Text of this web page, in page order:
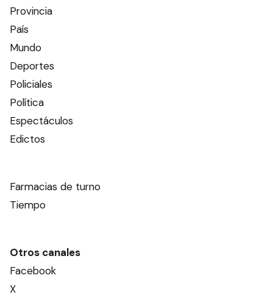
Provincia
País
Mundo
Deportes
Policiales
Política
Espectáculos
Edictos
Farmacias de turno
Tiempo
Otros canales
Facebook
X